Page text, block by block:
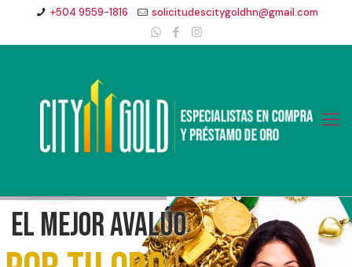
+504 9559-1816 solicitudescitygoldhn@gmail.com
El mejor avalúo